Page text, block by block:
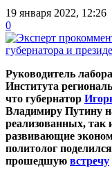
19 января 2022, 12:26
0
Руководитель
Института
что губернатор
Владимиру Путину
реализованных, так
развивающие
политолог
прошедшую встречу